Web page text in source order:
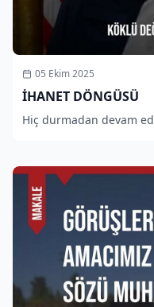
05 Ekim 2025
İHANET DÖNGÜSÜ
Hiç durmadan devam